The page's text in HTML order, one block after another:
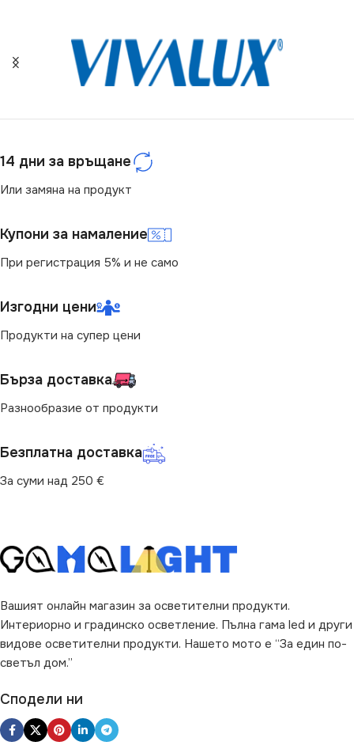
МОЩНОСТ (W)
СВЕТЛИНЕН ПОТОК
МОЩНОСТ (W)
СВЕТЛИНЕН ПОТОК
14 дни за връщане
Или замяна на продукт
Купони за намаление
При регистрация 5% и не само
Изгодни цени
Продукти на супер цени
Бърза доставка
Разнообразие от продукти
Безплатна доставка
За суми над 250 €
Вашият онлайн магазин за осветителни продукти.
Интериорно и градинско осветление. Пълна гама led и други
видове осветителни продукти. Нашето мото е “За един по-
светъл дом.”
Сподели ни